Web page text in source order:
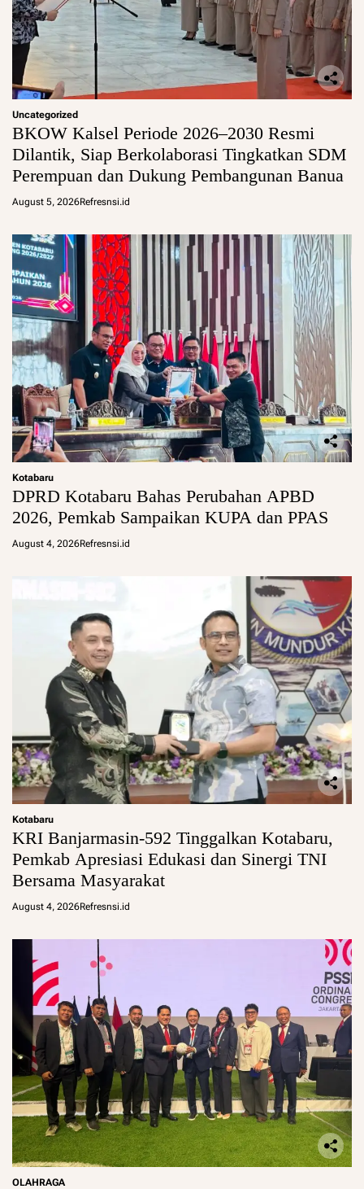
Uncategorized
BKOW Kalsel Periode 2026–2030 Resmi
Dilantik, Siap Berkolaborasi Tingkatkan SDM
Perempuan dan Dukung Pembangunan Banua
August 5, 2026Refresnsi.id
Kotabaru
DPRD Kotabaru Bahas Perubahan APBD
2026, Pemkab Sampaikan KUPA dan PPAS
August 4, 2026Refresnsi.id
Kotabaru
KRI Banjarmasin-592 Tinggalkan Kotabaru,
Pemkab Apresiasi Edukasi dan Sinergi TNI
Bersama Masyarakat
August 4, 2026Refresnsi.id
OLAHRAGA